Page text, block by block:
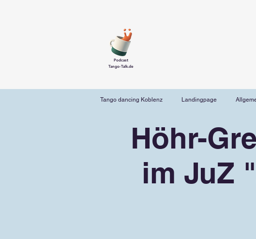
Podcast
Tango-Talk.de
Tango dancing Koblenz Landingpage
Höhr-
im JuZ